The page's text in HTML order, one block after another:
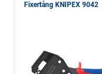
Fixertång KNIPEX 9042